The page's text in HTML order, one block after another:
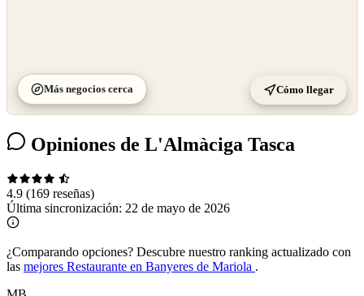
Más negocios cerca Cómo llegar
Opiniones de L'Almàciga Tasca
4.9 (169 reseñas)
Última sincronización: 22 de mayo de 2026
¿Comparando opciones? Descubre nuestro ranking actualizado con
las mejores Restaurante en Banyeres de Mariola .